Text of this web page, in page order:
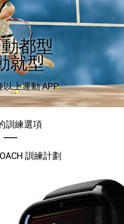
都型
就型
以上運動 APP
訓練選項
訓練計劃